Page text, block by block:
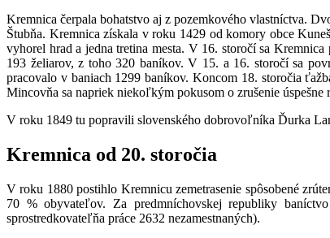
Kremnica čerpala bohatstvo aj z pozemkového vlastníctva.
Štubňa. Kremnica získala v roku 1429 od komory obce
vyhorel hrad a jedna tretina mesta. V 16. storočí sa
193 želiarov, z toho 320 baníkov. V 15. a 16. storočí sa
pracovalo v baniach 1299 baníkov. Koncom 18. storočia
Mincovňa sa napriek niekoľkým pokusom o zrušenie
V roku 1849 tu popravili slovenského dobrovoľníka Ďurka
Kremnica od 20. storočia
V roku 1880 postihlo Kremnicu zemetrasenie spôsobené
70 % obyvateľov. Za predmníchovskej republiky
sprostredkovateľňa práce 2632 nezamestnaných).